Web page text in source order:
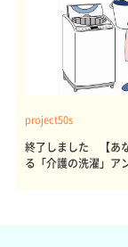
project50s
終了しました 【あ
る「介護の洗濯」